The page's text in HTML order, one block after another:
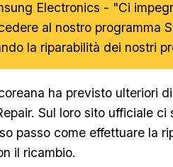
Electronics - "Ci
al nostro programma
la riparabilità dei nostri
ha previsto ulteriori
Sul loro sito ufficiale ci
passo come effettuare la
il ricambio.